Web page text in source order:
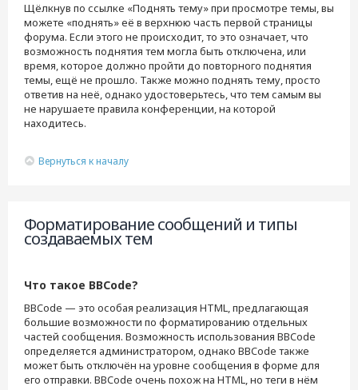
Щёлкнув по ссылке «Поднять тему» при просмотре темы, вы
можете «поднять» её в верхнюю часть первой страницы
форума. Если этого не происходит, то это означает, что
возможность поднятия тем могла быть отключена, или
время, которое должно пройти до повторного поднятия
темы, ещё не прошло. Также можно поднять тему, просто
ответив на неё, однако удостоверьтесь, что тем самым вы
не нарушаете правила конференции, на которой
находитесь.
Вернуться к началу
Форматирование сообщений и типы
создаваемых тем
Что такое BBCode?
BBCode — это особая реализация HTML, предлагающая
большие возможности по форматированию отдельных
частей сообщения. Возможность использования BBCode
определяется администратором, однако BBCode также
может быть отключён на уровне сообщения в форме для
его отправки. BBCode очень похож на HTML, но теги в нём